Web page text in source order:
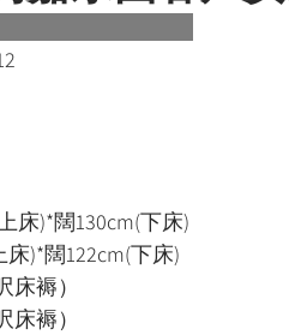
櫃-鋼製文件櫃
床)*闊130cm(下床)
)*闊122cm(下床)
褥）
褥）